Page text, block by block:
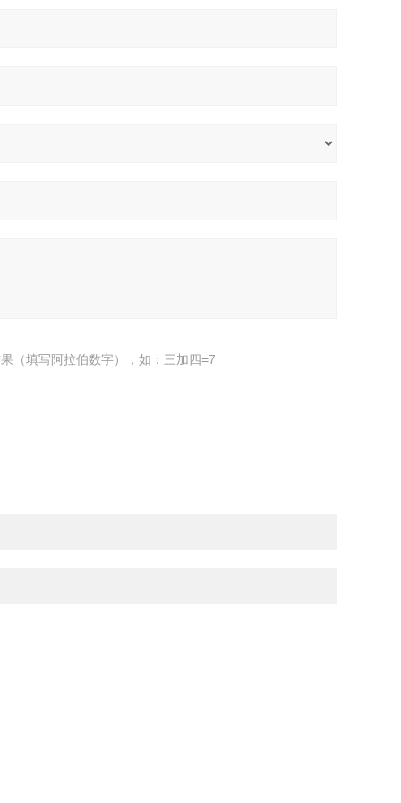
（填写阿拉伯数字），如：三加四=7